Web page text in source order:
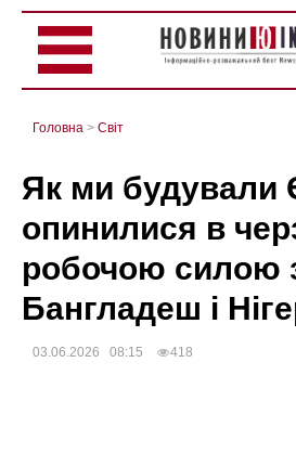
Головна > Світ
Як ми будували
опинилися в
робочою силою
Бангладеш і
03.06.2026 08:15 418